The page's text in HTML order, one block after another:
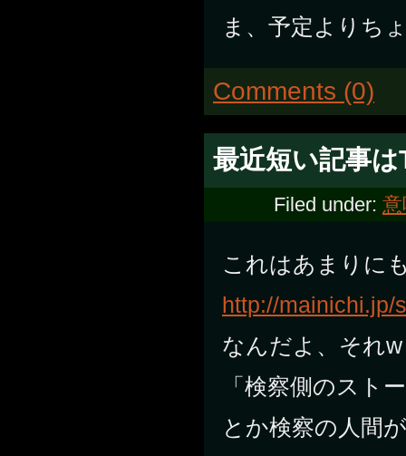
ま、予定よりち
Comments (0)
最近短い記事
Filed under:
これはあまりに
http://mainichi.jp/
なんだよ、それw
「検察側のスト
とか検察の人間